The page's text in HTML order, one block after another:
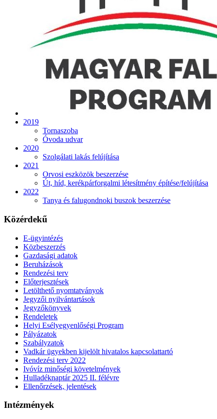
2019
Tornaszoba
Óvoda udvar
2020
Szolgálati lakás felújítása
2021
Orvosi eszközök beszerzése
Út, híd, kerékpárforgalmi létesítmény építése/felújítása
2022
Tanya és falugondnoki buszok beszerzése
Közérdekű
E-ügyintézés
Közbeszerzés
Gazdasági adatok
Beruházások
Rendezési terv
Előterjesztések
Letölthető nyomtatványok
Jegyzői nyilvántartások
Jegyzőkönyvek
Rendeletek
Helyi Esélyegyenlőségi Program
Pályázatok
Szabályzatok
Vadkár ügyekben kijelölt hivatalos kapcsolattartó
Rendezési terv 2022
Ivóvíz minőségi követelmények
Hulladéknaptár 2025 II. félévre
Ellenőrzések, jelentések
Intézmények